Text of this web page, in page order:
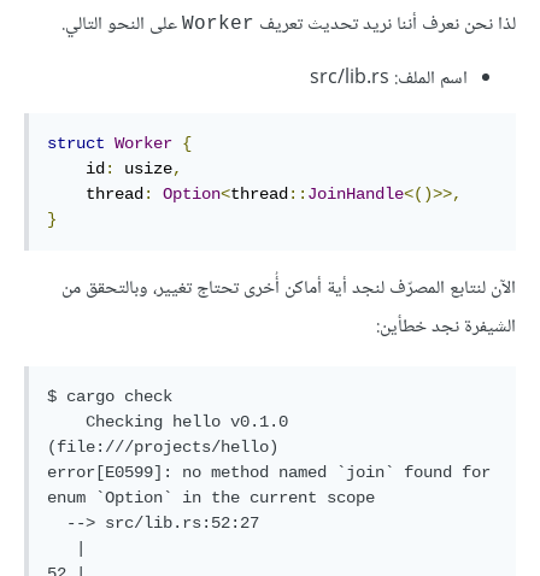
لذا نحن نعرف أننا نريد تحديث تعريف Worker على النحو التالي.
اسم الملف: src/lib.rs
struct Worker {
    id
: usize,
    thread
: Option<thread :: JoinHandle<()>>,
}
الآن لنتابع المصرّف لنجد أية أماكن أُخرى تحتاج تغيير، وبالتحقق من
الشيفرة نجد خطأين:
$ cargo check
(file:///projects/hello)
error[E0599]: no method named `join` found for
enum `Option` in the current scope